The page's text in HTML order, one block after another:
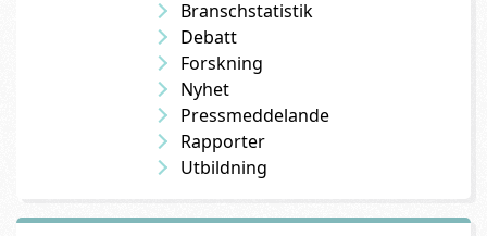
Branschstatistik
Debatt
Forskning
Nyhet
Pressmeddelande
Rapporter
Utbildning